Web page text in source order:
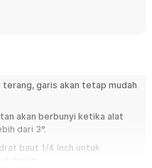
terang, garis akan tetap mudah
akan berbunyi ketika alat
dari 3°.
baut 1/4 Inch untuk